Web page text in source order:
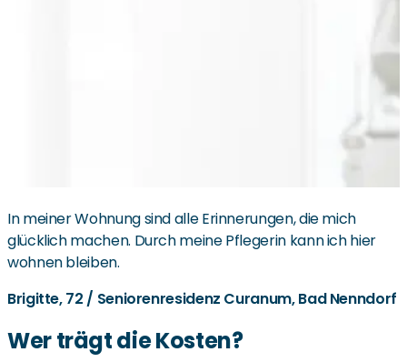
In meiner Wohnung sind alle Erinnerungen, die mich
glücklich machen. Durch meine Pflegerin kann ich hier
wohnen bleiben.
Brigitte, 72 / Seniorenresidenz Curanum, Bad Nenndorf
Wer trägt die Kosten?